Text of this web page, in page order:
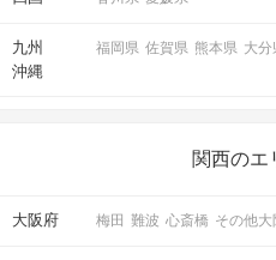
九州
沖縄
福岡県 佐賀県 熊本県 大分
関西のエ
大阪府 梅田 難波 心斎橋 その他大